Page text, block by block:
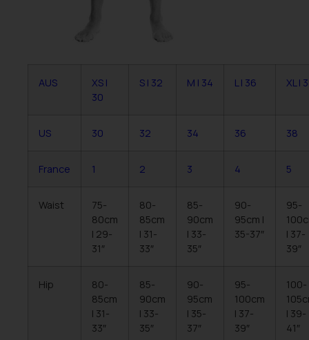
AUS
XS |
30
S | 32 M | 34 L | 36 XL |
US 30 32 34 36 38
France 1 2 3 4 5
Waist
75-
80cm
| 29-
31″
80-
85cm
| 31-
33″
85-
90cm
| 33-
35″
90-
95cm |
35-37″
95-
| 37-
39″
Hip
80-
85cm
| 31-
33″
85-
90cm
| 33-
35″
90-
95cm
| 35-
37″
95-
100cm
| 37-
39″
100-
| 39-
41″